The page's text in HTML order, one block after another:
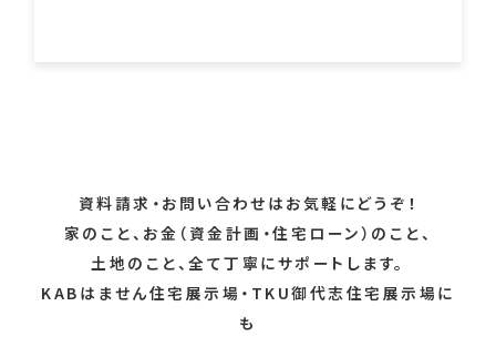
資料請求・お問い合わせはお気軽にどうぞ！
家のこと、お金（資金計画・住宅ローン）のこと、
土地のこと、全て丁寧にサポートします。
KABはません住宅展示場・TKU御代志住宅展示場に
も